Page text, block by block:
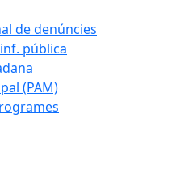
de denúncies
pública
(PAM)